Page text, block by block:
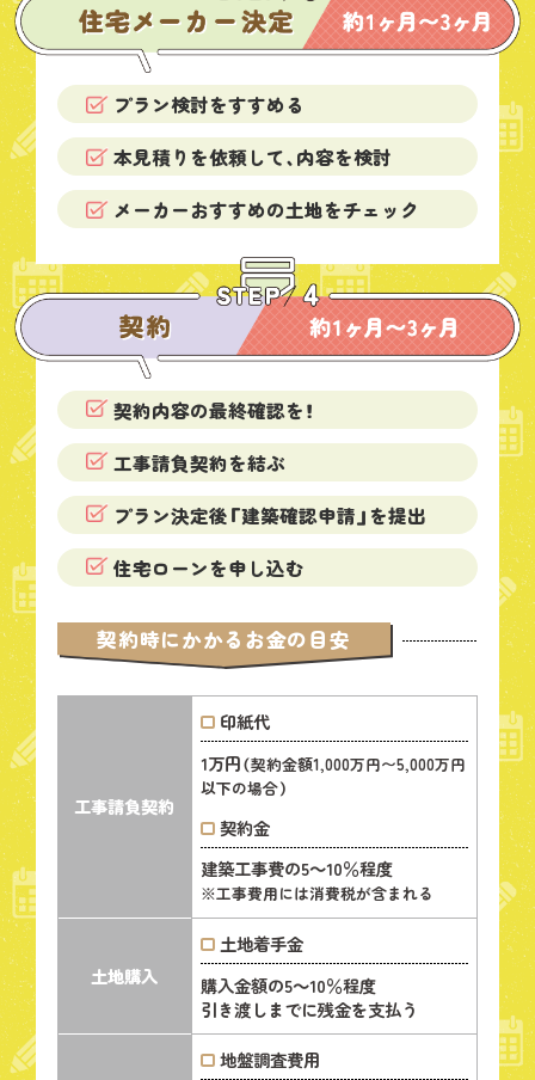
プラン検討をすすめる
本見積りを依頼して、内容を検討
メーカーおすすめの土地をチェック
契約内容の最終確認を！
工事請負契約を結ぶ
プラン決定後「建築確認申請」を提出
住宅ローンを申し込む
契約時にかかるお金の目安
工事請負契約
印紙代
1万円（契約金額1,000万円〜5,000万円
以下の場合）
契約金
建築工事費の5～10％程度
※工事費用には消費税が含まれる
土地購入
土地着手金
購入金額の5～10％程度
引き渡しまでに残金を支払う
地盤調査費用